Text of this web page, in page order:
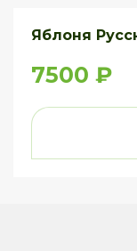
Яблоня
7500 ₽